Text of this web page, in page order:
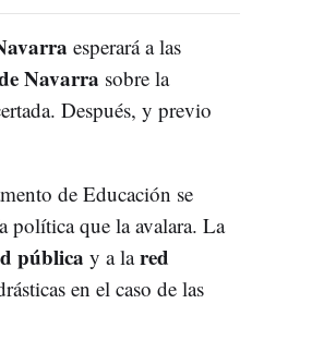
esperará a las
Navarra sobre la
Después, y previo
de Educación se
política que la avalara. La
pública y a lared
en el caso de las